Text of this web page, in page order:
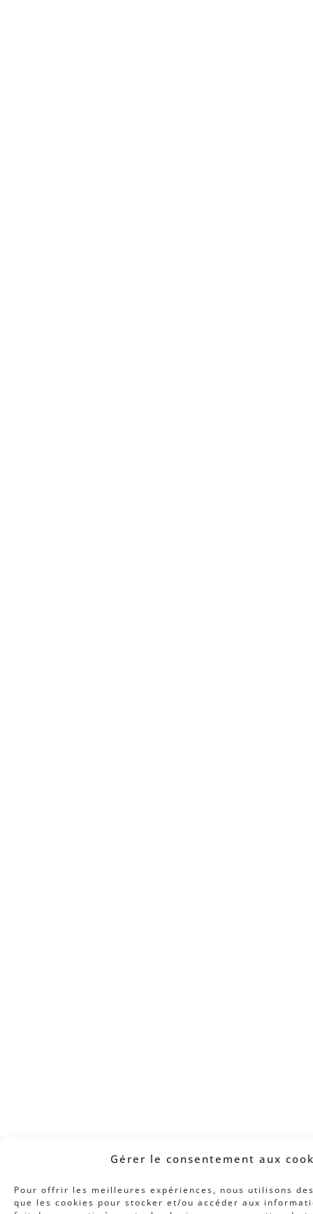
Gérer le consentement aux
Pour offrir les meilleures expériences, nous utilisons
que les cookies pour stocker et/ou accéder aux